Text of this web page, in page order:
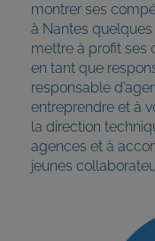
montrer ses
à Nantes
mettre à profit ses
en tant que
responsable
entreprendre et à
la direction
agences et à
jeunes